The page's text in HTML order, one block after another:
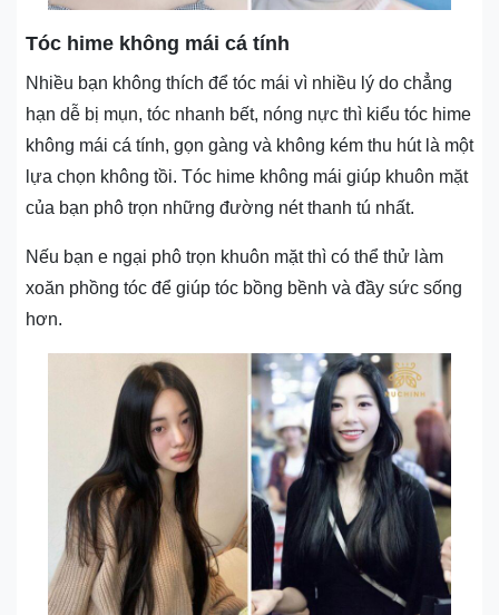
Tóc hime không mái cá tính
Nhiều bạn không thích để tóc mái vì nhiều lý do chẳng
hạn dễ bị mụn, tóc nhanh bết, nóng nực thì kiểu tóc hime
không mái cá tính, gọn gàng và không kém thu hút là một
lựa chọn không tồi. Tóc hime không mái giúp khuôn mặt
của bạn phô trọn những đường nét thanh tú nhất.
Nếu bạn e ngại phô trọn khuôn mặt thì có thể thử làm
xoăn phồng tóc để giúp tóc bồng bềnh và đầy sức sống
hơn.